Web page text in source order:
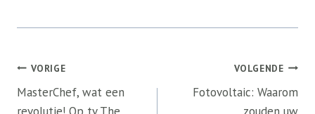
Bericht
navigatie
VORIGE
MasterChef, wat een
VOLGENDE
Fotovoltaic: Waarom